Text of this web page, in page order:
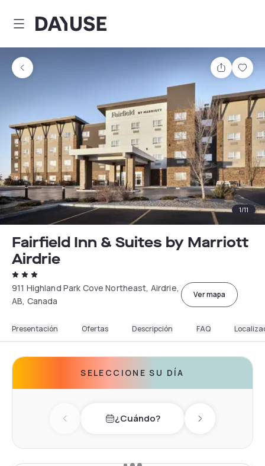
Dayuse
1/11
Fairfield Inn & Suites by Marriott
Airdrie
911 Highland Park Cove Northeast, Airdrie,
AB, Canada
Ver mapa
Presentación Ofertas Descripción FAQ
SELECCIONE SU DÍA
Previous day¿Cuándo? Next day